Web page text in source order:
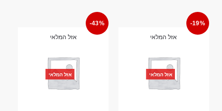
-19%
אזל המלאי
אזל המלאי
-43%
אזל המלאי
אזל המלאי